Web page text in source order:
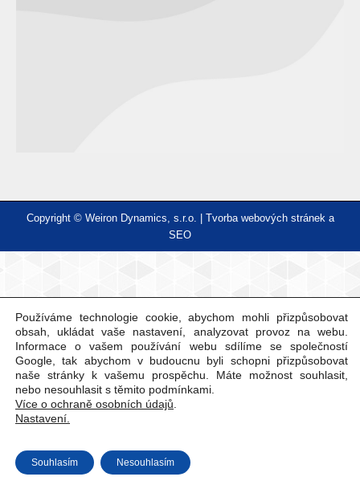
Copyright © Weiron Dynamics, s.r.o. | Tvorba webových stránek a
SEO
Používáme technologie cookie, abychom mohli přizpůsobovat
obsah, ukládat vaše nastavení, analyzovat provoz na webu.
Informace o vašem používání webu sdílíme se společností
Google, tak abychom v budoucnu byli schopni přizpůsobovat
naše stránky k vašemu prospěchu. Máte možnost souhlasit,
nebo nesouhlasit s těmito podmínkami.
Více o ochraně osobních údajů
Nastavení.
Souhlasím Nesouhlasím